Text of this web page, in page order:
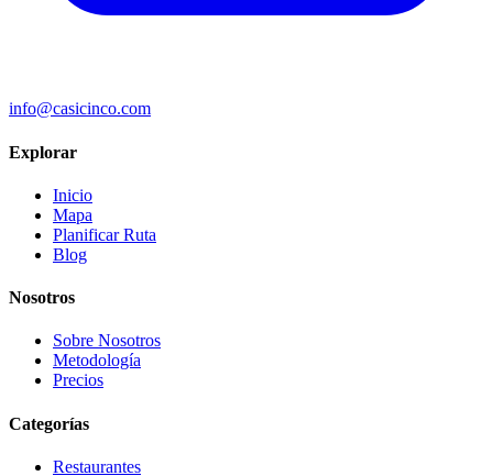
info@casicinco.com
Explorar
Inicio
Mapa
Planificar Ruta
Blog
Nosotros
Sobre Nosotros
Metodología
Precios
Categorías
Restaurantes